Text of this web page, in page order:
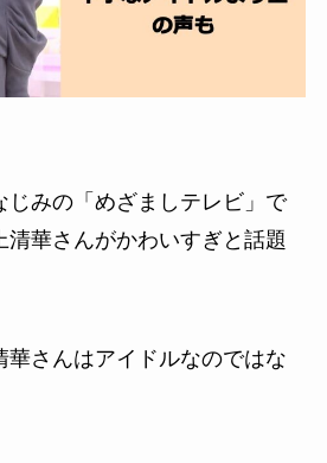
じみの「めざましテレビ」で
清華さんがかわいすぎと話題
華さんはアイドルなのではな